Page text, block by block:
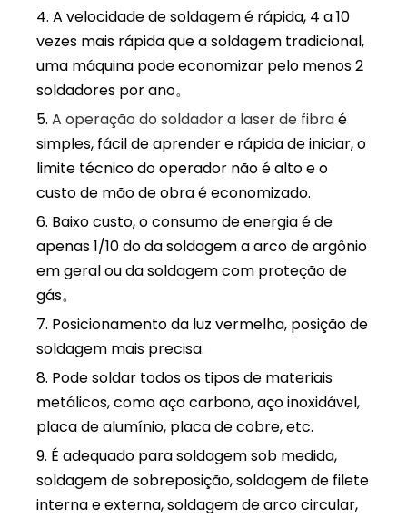
4. A velocidade de soldagem é rápida, 4 a 10
vezes mais rápida que a soldagem tradicional,
uma máquina pode economizar pelo menos 2
soldadores por ano。
5. A operação do soldador a laser de fibraé
simples, fácil de aprender e rápida de iniciar, o
limite técnico do operador não é alto e o
custo de mão de obra é economizado.
6. Baixo custo, o consumo de energia é de
apenas 1/10 do da soldagem a arco de argônio
em geral ou da soldagem com proteção de
gás。
7. Posicionamento da luz vermelha, posição de
soldagem mais precisa.
8. Pode soldar todos os tipos de materiais
metálicos, como aço carbono, aço inoxidável,
placa de alumínio, placa de cobre, etc.
9. É adequado para soldagem sob medida,
soldagem de sobreposição, soldagem de filete
interna e externa, soldagem de arco circular,